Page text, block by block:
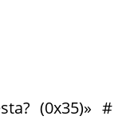
(0x35)» #